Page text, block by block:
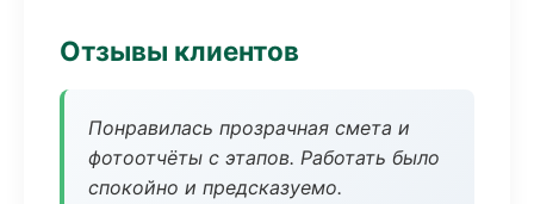
Отзывы клиентов
Понравилась прозрачная смета и
фотоотчёты с этапов. Работать было
спокойно и предсказуемо.